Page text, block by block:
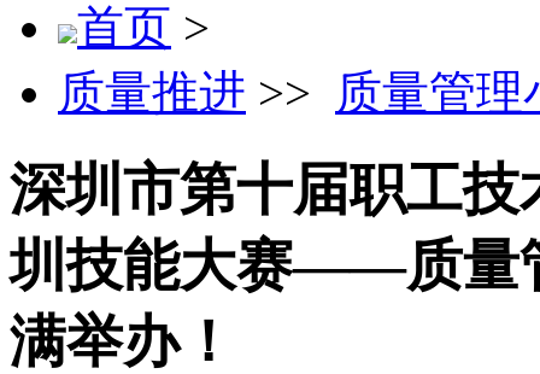
首页 >
质量推进 >> 质量管理
深圳市第十届职工技
圳技能大赛——质量
满举办！